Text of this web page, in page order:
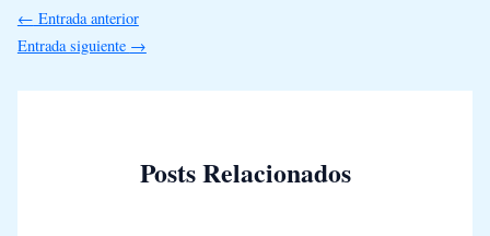
← Entrada anterior
Entrada siguiente →
Posts Relacionados